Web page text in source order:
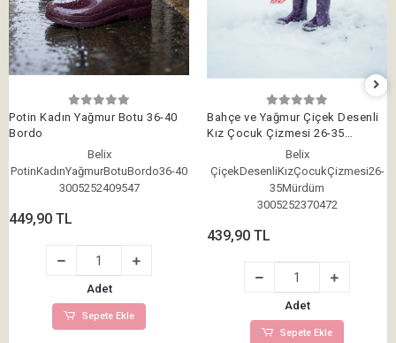
Potin Kadın Yağmur Botu 36-40
Bordo
Belix
PotinKadınYağmurBotuBordo36-40
3005252409547
449,90 TL
Adet
Sepete Ekle
Bahçe ve Yağmur Çiçek Desenli
Kız Çocuk Çizmesi 26-35
Belix
ÇiçekDesenliKızÇocukÇizmesi26-
35Mürdüm
3005252370472
439,90 TL
Adet
Sepete Ekle